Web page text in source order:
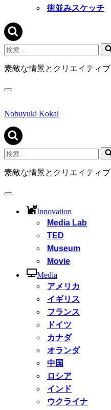
街並みスケッチ
検
索...
素敵な情景とクリエイティブ
ナ
ゲ
シ
ョ
ン
メ
ニ
ュ
Nobuyuki Kokai
検
索...
素敵な情景とクリエイティブ
ナ
Innovation
Media Lab
TED
Museum
Movie
Media
アメリカ
イギリス
フランス
ドイツ
カナダ
オランダ
中国
ロシア
インド
ウクライナ